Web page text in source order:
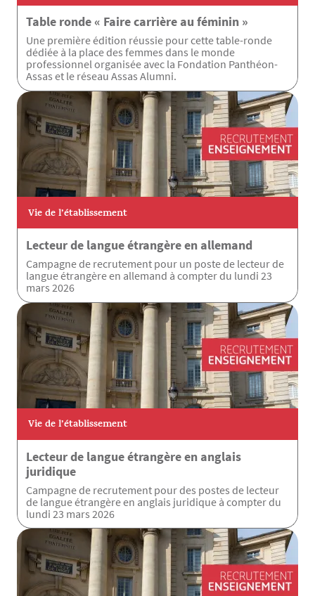
Table ronde « Faire carrière au féminin »
Une première édition réussie pour cette table-ronde
dédiée à la place des femmes dans le monde
professionnel organisée avec la Fondation Panthéon-
Assas et le réseau Assas Alumni.
Vie de l’établissement
Lecteur de langue étrangère en allemand
Campagne de recrutement pour un poste de lecteur de
langue étrangère en allemand à compter du lundi 23
mars 2026
Vie de l’établissement
Lecteur de langue étrangère en anglais
juridique
Campagne de recrutement pour des postes de lecteur
de langue étrangère en anglais juridique à compter du
lundi 23 mars 2026